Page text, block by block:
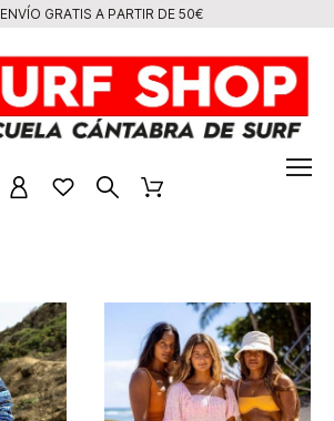
ENVÍO GRATIS A PARTIR DE 50€